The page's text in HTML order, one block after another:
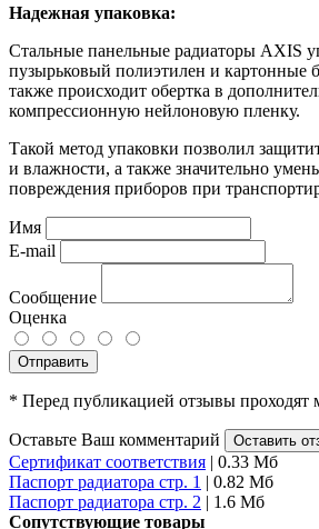
Надежная упаковка:
Стальные панельные радиаторы AXIS
пузырьковый полиэтилен и картонные
также происходит обертка в
компрессионную нейлоновую пленку.
Такой метод упаковки позволил
и влажности, а также значительно
повреждения приборов при
Имя
E-mail
Сообщение
Оценка
Отправить
* Перед публикацией отзывы проходят
Оставьте Ваш комментарий Оставить
Сертификат соответствия | 0.33 Мб
Паспорт радиатора стр. 1 | 0.82 Мб
Паспорт радиатора стр. 2 | 1.6 Мб
Сопутствующие товары